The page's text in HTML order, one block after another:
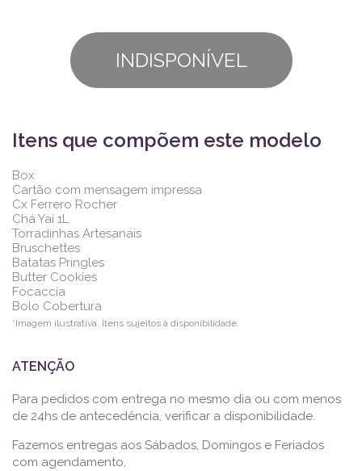
INDISPONÍVEL
Itens que compõem este modelo
Box
Cartão com mensagem impressa
Cx Ferrero Rocher
Chá Yaí 1L
Torradinhas Artesanais
Bruschettes
Batatas Pringles
Butter Cookies
Focaccia
Bolo Cobertura
*Imagem ilustrativa. Itens sujeitos à disponibilidade.
ATENÇÃO
Para pedidos com entrega no mesmo dia ou com menos
de 24hs de antecedência, verificar a disponibilidade.
Fazemos entregas aos Sábados, Domingos e Feriados
com agendamento,